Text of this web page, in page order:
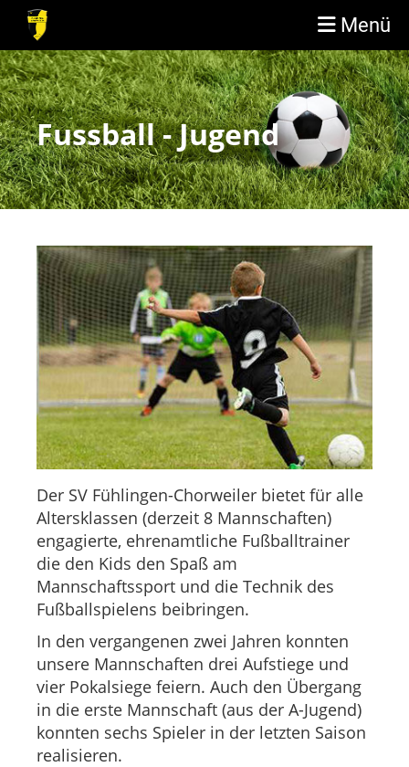
Menü
Fussball - Jugend
Der SV Fühlingen-Chorweiler bietet für alle
Altersklassen (derzeit 8 Mannschaften)
engagierte, ehrenamtliche Fußballtrainer
die den Kids den Spaß am
Mannschaftssport und die Technik des
Fußballspielens beibringen.
In den vergangenen zwei Jahren konnten
unsere Mannschaften drei Aufstiege und
vier Pokalsiege feiern. Auch den Übergang
in die erste Mannschaft (aus der A-Jugend)
konnten sechs Spieler in der letzten Saison
realisieren.